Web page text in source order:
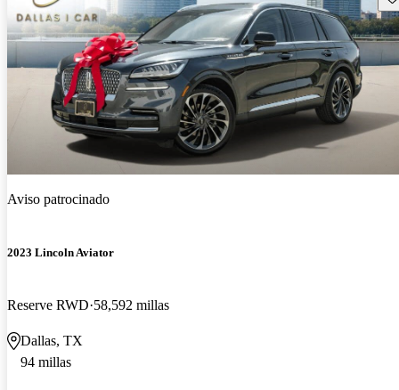
Aviso patrocinado
2023 Lincoln Aviator
Reserve RWD 58,592 millas
Dallas, TX
94 millas